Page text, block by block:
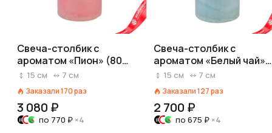
Свеча-столбик с
ароматом «Пион» (80
часов), H15xD7см,
15 см 7 см
Заказали170раз
3 080 ₽
по 770 ₽ ×4
Свеча-столбик с
ароматом «Белый чай»
(80 часов), H15xD7см,
15 см 7 см
Заказали127раз
2 700 ₽
по 675 ₽ ×4